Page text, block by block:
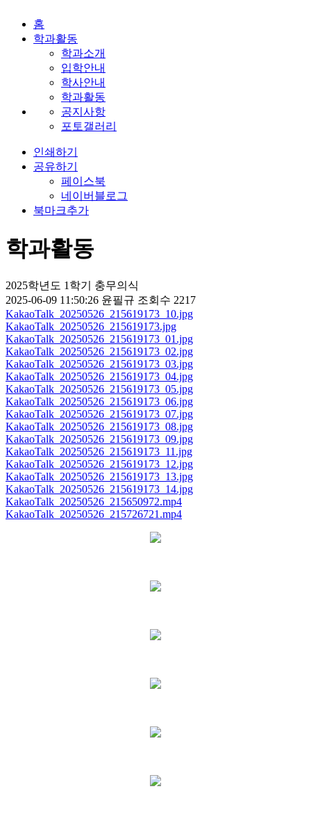
홈
학과활동
학과소개
입학안내
학사안내
학과활동
공지사항
포토갤러리
인쇄하기
공유하기
페이스북
네이버블로그
북마크추가
학과활동
2025학년도 1학기 충무의식
2025-06-09 11:50:26 윤필규 조회수 2217
KakaoTalk_20250526_215619173_10.jpg
KakaoTalk_20250526_215619173.jpg
KakaoTalk_20250526_215619173_01.jpg
KakaoTalk_20250526_215619173_02.jpg
KakaoTalk_20250526_215619173_03.jpg
KakaoTalk_20250526_215619173_04.jpg
KakaoTalk_20250526_215619173_05.jpg
KakaoTalk_20250526_215619173_06.jpg
KakaoTalk_20250526_215619173_07.jpg
KakaoTalk_20250526_215619173_08.jpg
KakaoTalk_20250526_215619173_09.jpg
KakaoTalk_20250526_215619173_11.jpg
KakaoTalk_20250526_215619173_12.jpg
KakaoTalk_20250526_215619173_13.jpg
KakaoTalk_20250526_215619173_14.jpg
KakaoTalk_20250526_215650972.mp4
KakaoTalk_20250526_215726721.mp4